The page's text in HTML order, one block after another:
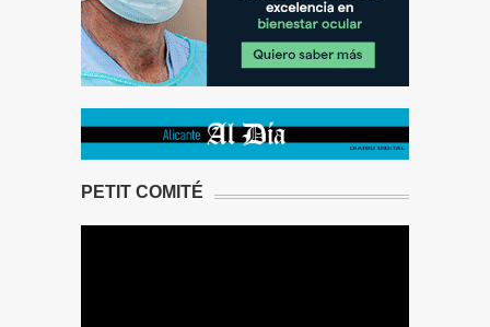
PETIT COMITÉ